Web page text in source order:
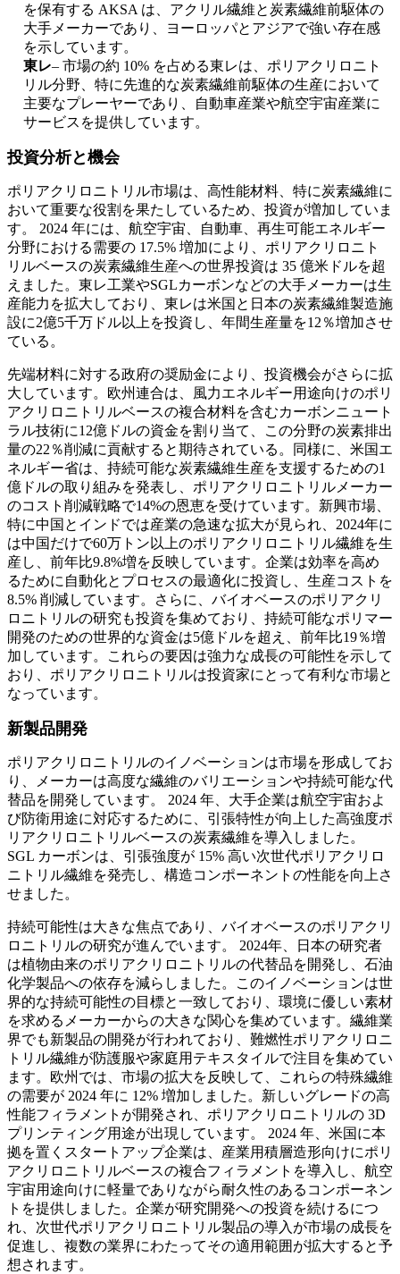
を保有する AKSA は、アクリル繊維と炭素繊維前駆体の
大手メーカーであり、ヨーロッパとアジアで強い存在感
を示しています。
東レ– 市場の約 10% を占める東レは、ポリアクリロニト
リル分野、特に先進的な炭素繊維前駆体の生産において
主要なプレーヤーであり、自動車産業や航空宇宙産業に
サービスを提供しています。
投資分析と機会
ポリアクリロニトリル市場は、高性能材料、特に炭素繊維に
おいて重要な役割を果たしているため、投資が増加していま
す。 2024 年には、航空宇宙、自動車、再生可能エネルギー
分野における需要の 17.5% 増加により、ポリアクリロニト
リルベースの炭素繊維生産への世界投資は 35 億米ドルを超
えました。東レ工業やSGLカーボンなどの大手メーカーは生
産能力を拡大しており、東レは米国と日本の炭素繊維製造施
設に2億5千万ドル以上を投資し、年間生産量を12％増加させ
ている。
先端材料に対する政府の奨励金により、投資機会がさらに拡
大しています。欧州連合は、風力エネルギー用途向けのポリ
アクリロニトリルベースの複合材料を含むカーボンニュート
ラル技術に12億ドルの資金を割り当て、この分野の炭素排出
量の22％削減に貢献すると期待されている。同様に、米国エ
ネルギー省は、持続可能な炭素繊維生産を支援するための1
億ドルの取り組みを発表し、ポリアクリロニトリルメーカー
のコスト削減戦略で14%の恩恵を受けています。新興市場、
特に中国とインドでは産業の急速な拡大が見られ、2024年に
は中国だけで60万トン以上のポリアクリロニトリル繊維を生
産し、前年比9.8%増を反映しています。企業は効率を高め
るために自動化とプロセスの最適化に投資し、生産コストを
8.5% 削減しています。さらに、バイオベースのポリアクリ
ロニトリルの研究も投資を集めており、持続可能なポリマー
開発のための世界的な資金は5億ドルを超え、前年比19％増
加しています。これらの要因は強力な成長の可能性を示して
おり、ポリアクリロニトリルは投資家にとって有利な市場と
なっています。
新製品開発
ポリアクリロニトリルのイノベーションは市場を形成してお
り、メーカーは高度な繊維のバリエーションや持続可能な代
替品を開発しています。 2024 年、大手企業は航空宇宙およ
び防衛用途に対応するために、引張特性が向上した高強度ポ
リアクリロニトリルベースの炭素繊維を導入しました。
SGL カーボンは、引張強度が 15% 高い次世代ポリアクリロ
ニトリル繊維を発売し、構造コンポーネントの性能を向上さ
せました。
持続可能性は大きな焦点であり、バイオベースのポリアクリ
ロニトリルの研究が進んでいます。 2024年、日本の研究者
は植物由来のポリアクリロニトリルの代替品を開発し、石油
化学製品への依存を減らしました。このイノベーションは世
界的な持続可能性の目標と一致しており、環境に優しい素材
を求めるメーカーからの大きな関心を集めています。繊維業
界でも新製品の開発が行われており、難燃性ポリアクリロニ
トリル繊維が防護服や家庭用テキスタイルで注目を集めてい
ます。欧州では、市場の拡大を反映して、これらの特殊繊維
の需要が 2024 年に 12% 増加しました。新しいグレードの高
性能フィラメントが開発され、ポリアクリロニトリルの 3D
プリンティング用途が出現しています。 2024 年、米国に本
拠を置くスタートアップ企業は、産業用積層造形向けにポリ
アクリロニトリルベースの複合フィラメントを導入し、航空
宇宙用途向けに軽量でありながら耐久性のあるコンポーネン
トを提供しました。企業が研究開発への投資を続けるにつ
れ、次世代ポリアクリロニトリル製品の導入が市場の成長を
促進し、複数の業界にわたってその適用範囲が拡大すると予
想されます。